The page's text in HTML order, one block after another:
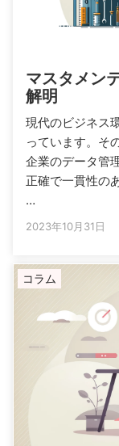
マスタメン
解明
現代のビジネス
っています。そ
企業のデータ管
正確で一貫性の
…
2023年10月31日
コラム